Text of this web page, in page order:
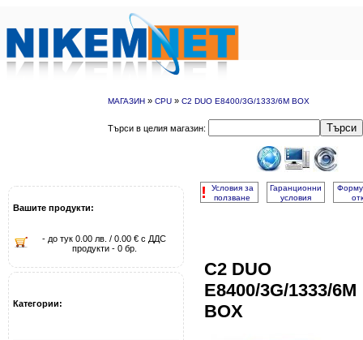
МАГАЗИН » CPU » C2 DUO E8400/3G/1333/6M BOX
Търси в целия магазин: Търси
Вашите продукти:
- до тук 0.00 лв. / 0.00 € с ДДС
продукти - 0 бр.
Категории:
!
Условия за
ползване
Гаранционни
условия
C2 DUO
E8400/3G/1333/6M
BOX